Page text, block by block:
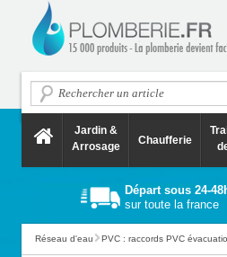
Jardin &
Arrosage
Chaufferie
Départ sous 24-
sur toute la france
Réseau d'eau PVC : raccords PVC